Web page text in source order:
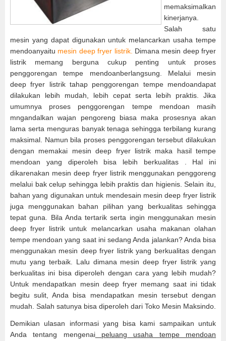
memaksimalkan
kinerjanya.
Salah satu
mesin yang dapat digunakan untuk melancarkan usaha tempe
mendoanyaitu mesin deep fryer listrik. Dimana mesin deep fryer
listrik memang berguna cukup penting untuk proses
penggorengan tempe mendoanberlangsung. Melalui mesin
deep fryer listrik tahap penggorengan tempe mendoandapat
dilakukan lebih mudah, lebih cepat serta lebih praktis. Jika
umumnya proses penggorengan tempe mendoan masih
mngandalkan wajan pengoreng biasa maka prosesnya akan
lama serta menguras banyak tenaga sehingga terbilang kurang
maksimal. Namun bila proses penggorengan tersebut dilakukan
dengan memakai mesin deep fryer listrik maka hasil tempe
mendoan yang diperoleh bisa lebih berkualitas . Hal ini
dikarenakan mesin deep fryer listrik menggunakan penggoreng
melalui bak celup sehingga lebih praktis dan higienis. Selain itu,
bahan yang digunakan untuk mendesain mesin deep fryer listrik
juga menggunakan bahan pilihan yang berkualitas sehingga
tepat guna. Bila Anda tertarik serta ingin menggunakan mesin
deep fryer listrik untuk melancarkan usaha makanan olahan
tempe mendoan yang saat ini sedang Anda jalankan? Anda bisa
menggunakan mesin deep fryer listrik yang berkualitas dengan
mutu yang terbaik. Lalu dimana mesin deep fryer listrik yang
berkualitas ini bisa diperoleh dengan cara yang lebih mudah?
Untuk mendapatkan mesin deep fryer memang saat ini tidak
begitu sulit, Anda bisa mendapatkan mesin tersebut dengan
mudah. Salah satunya bisa diperoleh dari Toko Mesin Maksindo.
Demikian ulasan informasi yang bisa kami sampaikan untuk
Anda tentang mengenaipeluang usaha tempe mendoan